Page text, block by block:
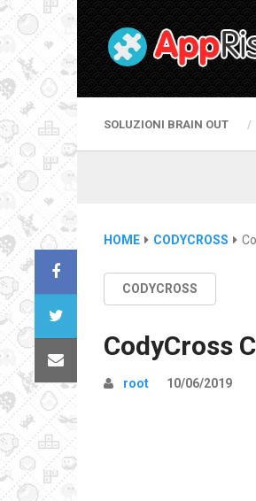
SOLUZIONI BRAIN OUT
HOME CODYCROSS
CODYCROSS
CodyCross
root 10/06/2019